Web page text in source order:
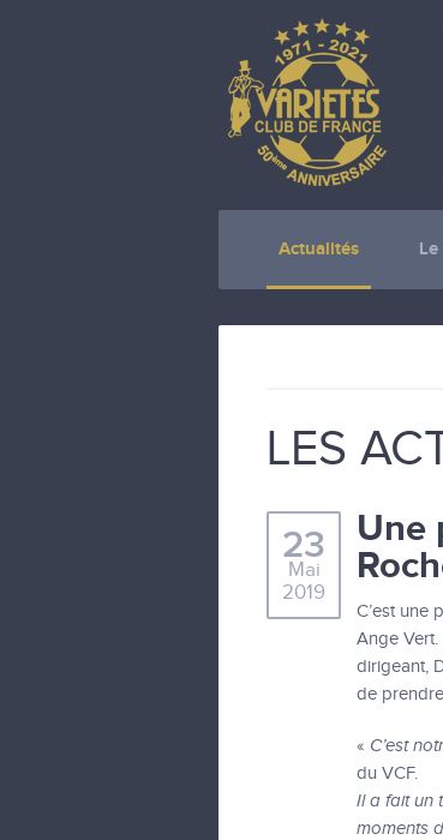
Actualités Le
LES
Une
23
Mai
2019
C’est une
Ange Vert.
dirigeant,
de
« C’est
du VCF.
Il a fait un
moments